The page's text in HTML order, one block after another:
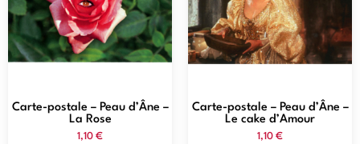
Carte-postale – Peau d’Âne –
La Rose
1,10 €
Carte-postale – Peau d’Âne –
Le cake d’Amour
1,10 €